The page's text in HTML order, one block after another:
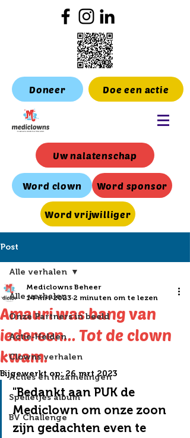
Doneer Doe een actie
Uw nalatenschap
Word clown Word sponsor
Word vrijwilliger
Post
Alle verhalen
Onze Partners in beeld
Actie-Helden
Clowns verhalen
Acties en inzamelingen
Spelletjes album
BV Challenge
Alle verhalen
Amauri was bang van
iedereen... Tot de clown
kwam.
Mediclowns Beheer
14 mrt 2023 2 minuten om te lezen
Bijgewerkt op:26 mrt 2023
"Bedankt aan PUK de
Mediclown om onze zoon
zijn gedachten even te